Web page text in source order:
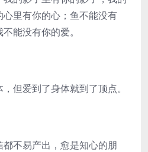
里有你的心；鱼不能没有
能没有你的爱。
但爱到了身体就到了顶点。
不易产出，愈是知心的朋